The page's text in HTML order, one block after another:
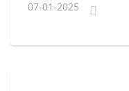
Austriaco nel 1838.
07-01-2025